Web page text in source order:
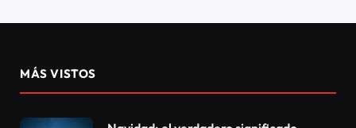
MÁS VISTOS